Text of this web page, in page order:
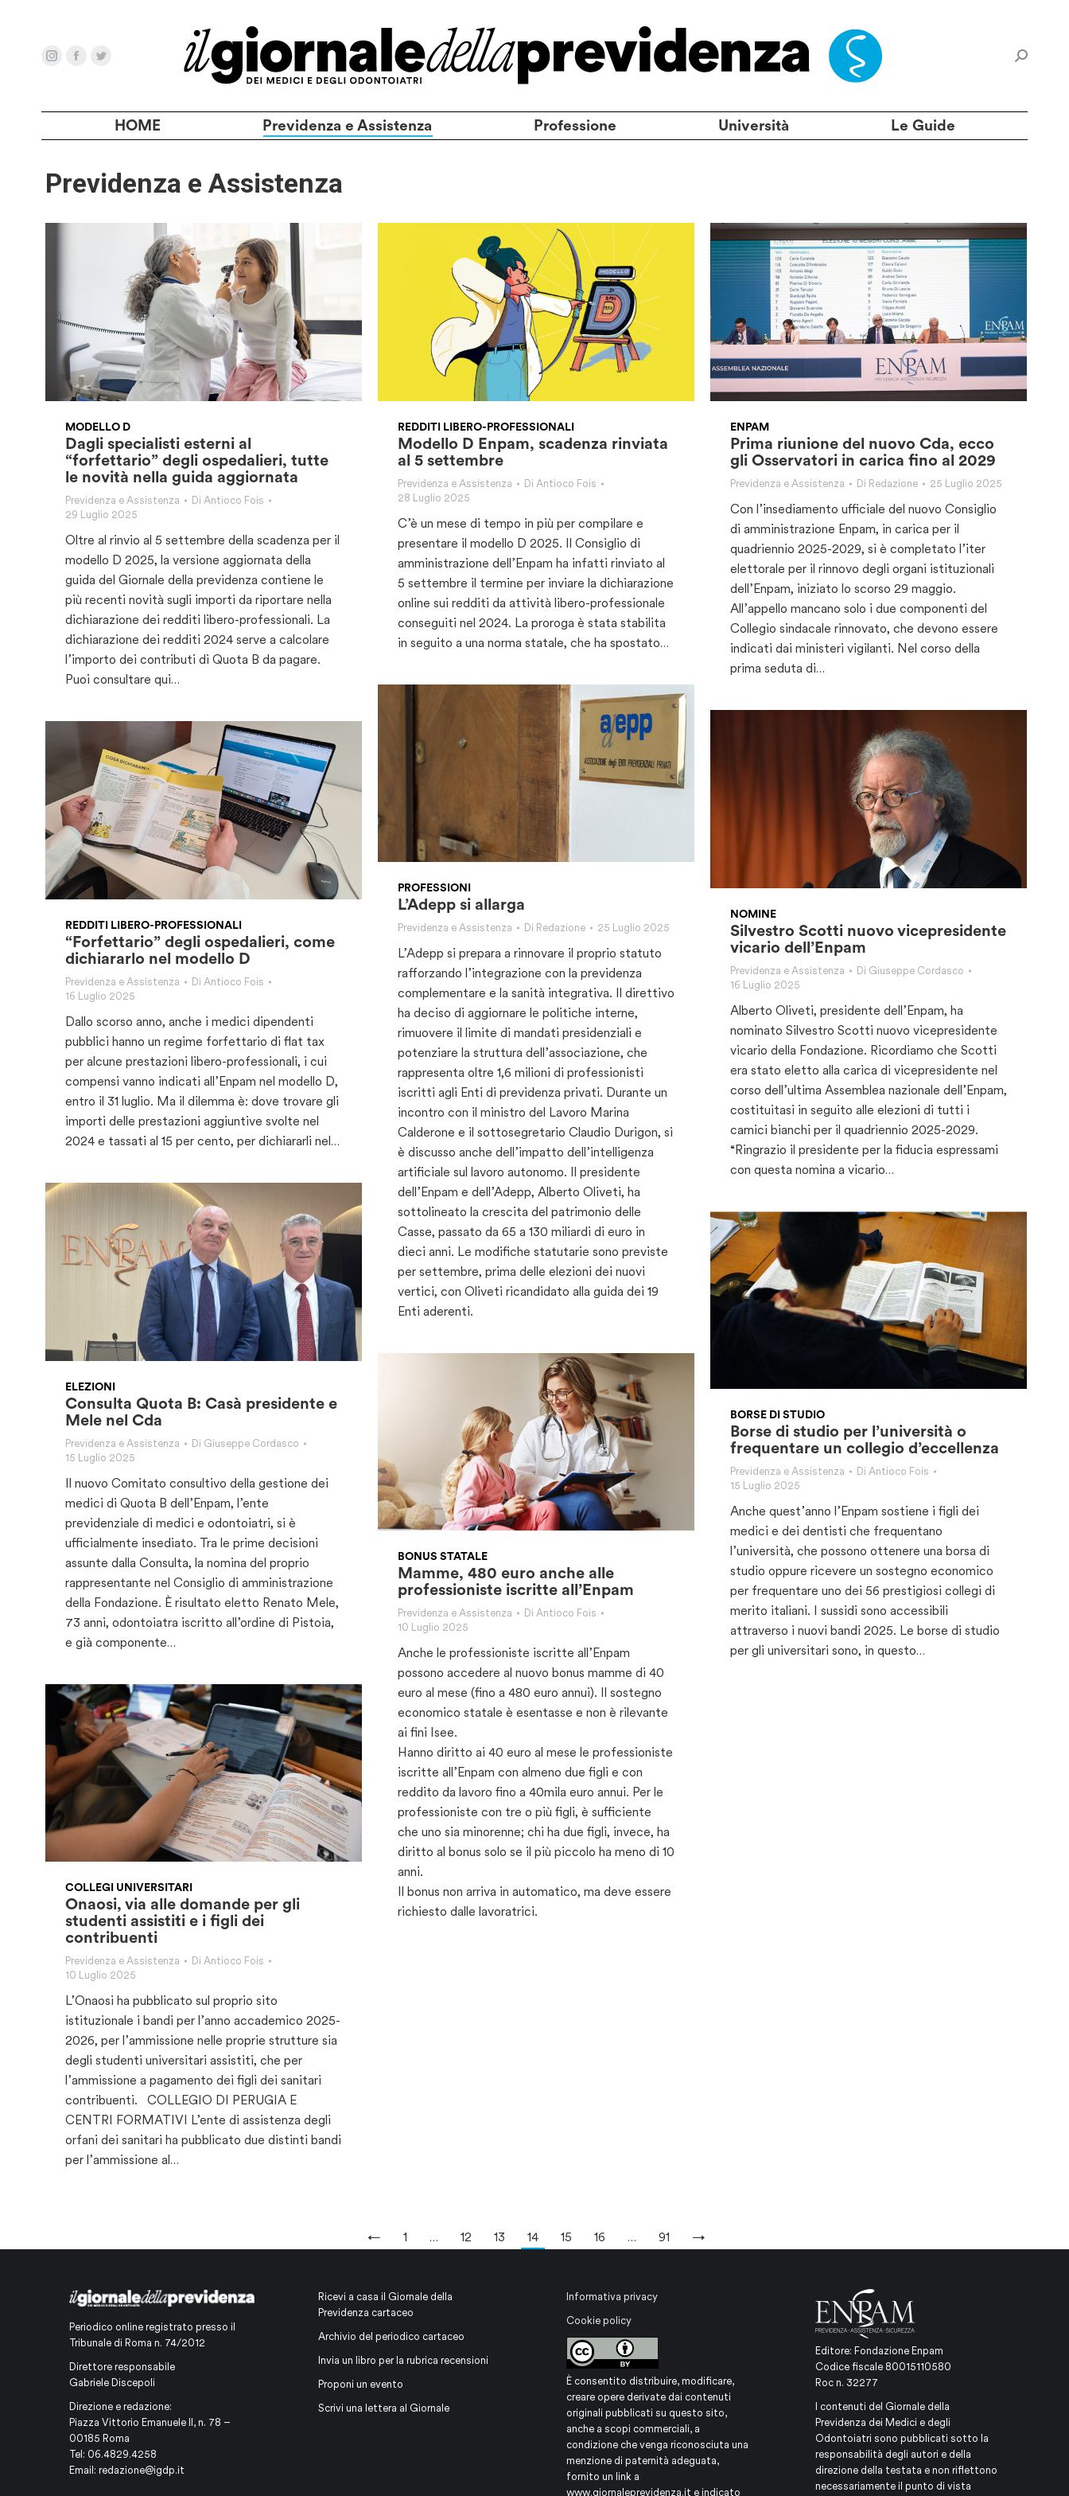
HOME Previdenza e Assistenza Professione Università Le Guide
Previdenza e Assistenza
MODELLO D
Dagli specialisti esterni al
“forfettario” degli ospedalieri, tutte
le novità nella guida aggiornata
Previdenza e Assistenza Di Antioco Fois
29 Luglio 2025
Oltre al rinvio al 5 settembre della scadenza per il
modello D 2025, la versione aggiornata della
guida del Giornale della previdenza contiene le
più recenti novità sugli importi da riportare nella
dichiarazione dei redditi libero-professionali. La
dichiarazione dei redditi 2024 serve a calcolare
l’importo dei contributi di Quota B da pagare.
Puoi consultare qui…
REDDITI LIBERO-PROFESSIONALI
Modello D Enpam, scadenza rinviata
al 5 settembre
Previdenza e Assistenza Di Antioco Fois
28 Luglio 2025
C’è un mese di tempo in più per compilare e
presentare il modello D 2025. Il Consiglio di
amministrazione dell’Enpam ha infatti rinviato al
5 settembre il termine per inviare la dichiarazione
online sui redditi da attività libero-professionale
conseguiti nel 2024. La proroga è stata stabilita
in seguito a una norma statale, che ha spostato…
ENPAM
Prima riunione del nuovo Cda, ecco
gli Osservatori in carica fino al 2029
Previdenza e Assistenza Di Redazione 25 Luglio 2025
Con l’insediamento ufficiale del nuovo Consiglio
di amministrazione Enpam, in carica per il
quadriennio 2025-2029, si è completato l’iter
elettorale per il rinnovo degli organi istituzionali
dell’Enpam, iniziato lo scorso 29 maggio.
All’appello mancano solo i due componenti del
Collegio sindacale rinnovato, che devono essere
indicati dai ministeri vigilanti. Nel corso della
prima seduta di…
PROFESSIONI
L’Adepp si allarga
Previdenza e Assistenza Di Redazione 25 Luglio 2025
L’Adepp si prepara a rinnovare il proprio statuto
rafforzando l’integrazione con la previdenza
complementare e la sanità integrativa. Il direttivo
ha deciso di aggiornare le politiche interne,
rimuovere il limite di mandati presidenziali e
potenziare la struttura dell’associazione, che
rappresenta oltre 1,6 milioni di professionisti
iscritti agli Enti di previdenza privati. Durante un
incontro con il ministro del Lavoro Marina
Calderone e il sottosegretario Claudio Durigon, si
è discusso anche dell’impatto dell’intelligenza
artificiale sul lavoro autonomo. Il presidente
dell’Enpam e dell’Adepp, Alberto Oliveti, ha
sottolineato la crescita del patrimonio delle
Casse, passato da 65 a 130 miliardi di euro in
dieci anni. Le modifiche statutarie sono previste
per settembre, prima delle elezioni dei nuovi
vertici, con Oliveti ricandidato alla guida dei 19
Enti aderenti.
NOMINE
Silvestro Scotti nuovo vicepresidente
vicario dell’Enpam
Previdenza e Assistenza Di Giuseppe Cordasco
16 Luglio 2025
Alberto Oliveti, presidente dell’Enpam, ha
nominato Silvestro Scotti nuovo vicepresidente
vicario della Fondazione. Ricordiamo che Scotti
era stato eletto alla carica di vicepresidente nel
corso dell’ultima Assemblea nazionale dell’Enpam,
costituitasi in seguito alle elezioni di tutti i
camici bianchi per il quadriennio 2025-2029.
“Ringrazio il presidente per la fiducia espressami
con questa nomina a vicario…
REDDITI LIBERO-PROFESSIONALI
“Forfettario” degli ospedalieri, come
dichiararlo nel modello D
Previdenza e Assistenza Di Antioco Fois
16 Luglio 2025
Dallo scorso anno, anche i medici dipendenti
pubblici hanno un regime forfettario di flat tax
per alcune prestazioni libero-professionali, i cui
compensi vanno indicati all’Enpam nel modello D,
entro il 31 luglio. Ma il dilemma è: dove trovare gli
importi delle prestazioni aggiuntive svolte nel
2024 e tassati al 15 per cento, per dichiararli nel…
ELEZIONI
Consulta Quota B: Casà presidente e
Mele nel Cda
Previdenza e Assistenza Di Giuseppe Cordasco
15 Luglio 2025
Il nuovo Comitato consultivo della gestione dei
medici di Quota B dell’Enpam, l’ente
previdenziale di medici e odontoiatri, si è
ufficialmente insediato. Tra le prime decisioni
assunte dalla Consulta, la nomina del proprio
rappresentante nel Consiglio di amministrazione
della Fondazione. È risultato eletto Renato Mele,
73 anni, odontoiatra iscritto all’ordine di Pistoia,
e già componente…
BORSE DI STUDIO
Borse di studio per l’università o
frequentare un collegio d’eccellenza
Previdenza e Assistenza Di Antioco Fois
15 Luglio 2025
Anche quest’anno l’Enpam sostiene i figli dei
medici e dei dentisti che frequentano
l’università, che possono ottenere una borsa di
studio oppure ricevere un sostegno economico
per frequentare uno dei 56 prestigiosi collegi di
merito italiani. I sussidi sono accessibili
attraverso i nuovi bandi 2025. Le borse di studio
per gli universitari sono, in questo…
BONUS STATALE
Mamme, 480 euro anche alle
professioniste iscritte all’Enpam
Previdenza e Assistenza Di Antioco Fois
10 Luglio 2025
Anche le professioniste iscritte all’Enpam
possono accedere al nuovo bonus mamme di 40
euro al mese (fino a 480 euro annui). Il sostegno
economico statale è esentasse e non è rilevante
ai fini Isee.
Hanno diritto ai 40 euro al mese le professioniste
iscritte all’Enpam con almeno due figli e con
reddito da lavoro fino a 40mila euro annui. Per le
professioniste con tre o più figli, è sufficiente
che uno sia minorenne; chi ha due figli, invece, ha
diritto al bonus solo se il più piccolo ha meno di 10
anni.
Il bonus non arriva in automatico, ma deve essere
richiesto dalle lavoratrici.
COLLEGI UNIVERSITARI
Onaosi, via alle domande per gli
studenti assistiti e i figli dei
contribuenti
Previdenza e Assistenza Di Antioco Fois
10 Luglio 2025
L’Onaosi ha pubblicato sul proprio sito
istituzionale i bandi per l’anno accademico 2025-
2026, per l’ammissione nelle proprie strutture sia
degli studenti universitari assistiti, che per
l’ammissione a pagamento dei figli dei sanitari
contribuenti. COLLEGIO DI PERUGIA E
CENTRI FORMATIVI L’ente di assistenza degli
orfani dei sanitari ha pubblicato due distinti bandi
per l’ammissione al…
← 1 … 12 13 14 15 16 … 91 →
Periodico online registrato presso il
Tribunale di Roma n. 74/2012
Direttore responsabile
Gabriele Discepoli
Direzione e redazione:
Piazza Vittorio Emanuele II, n. 78 –
00185 Roma
Tel: 06.4829.4258
Email: redazione@igdp.it
Ricevi a casa il Giornale della
Previdenza cartaceo
Archivio del periodico cartaceo
Invia un libro per la rubrica recensioni
Proponi un evento
Scrivi una lettera al Giornale
Informativa privacy
Cookie policy
È consentito distribuire, modificare,
creare opere derivate dai contenuti
originali pubblicati su questo sito,
anche a scopi commerciali, a
condizione che venga riconosciuta una
menzione di paternità adeguata,
fornito un link a
www.giornaleprevidenza.it e indicato
Editore: Fondazione Enpam
Codice fiscale 80015110580
Roc n. 32277
I contenuti del Giornale della
Previdenza dei Medici e degli
Odontoiatri sono pubblicati sotto la
responsabilità degli autori e della
direzione della testata e non riflettono
necessariamente il punto di vista